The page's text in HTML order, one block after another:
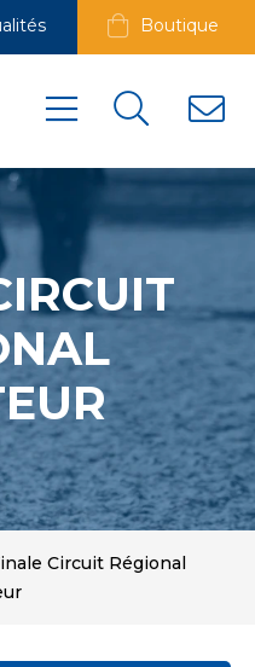
Boutique
Circuit Régional